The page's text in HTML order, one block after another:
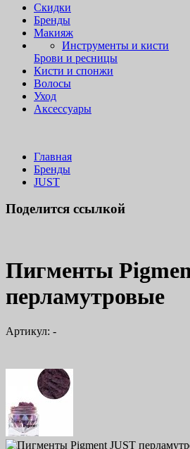
Скидки
Бренды
Макияж
Инструменты и кисти
Брови и ресницы
Кисти и спонжи
Волосы
Уход
Аксессуары
Главная
Бренды
JUST
Поделится ссылкой
Пигменты
перламутровые
Артикул: -